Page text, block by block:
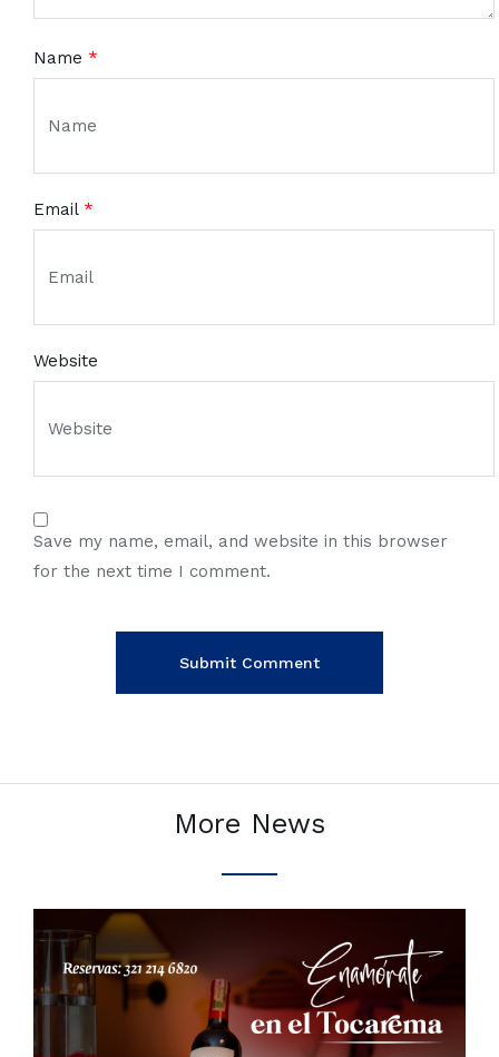
Name *
Email *
Website
Save my name, email, and website in this browser
for the next time I comment.
More News